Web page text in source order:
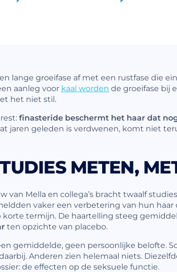
lange groeifase af met een rustfase die
aanleg voor kaal worden de groeifase bij
het niet stil.
finasteride beschermt het haar dat
jaren geleden is verdwenen, komt niet
METEN,
van Mella en collega’s bracht twaalf
vaker een verbetering van hun
korte termijn. De haartelling steeg
ten opzichte van placebo.
gemiddelde, geen persoonlijke belofte.
Anderen zien helemaal niets.
de effecten op de seksuele functie.